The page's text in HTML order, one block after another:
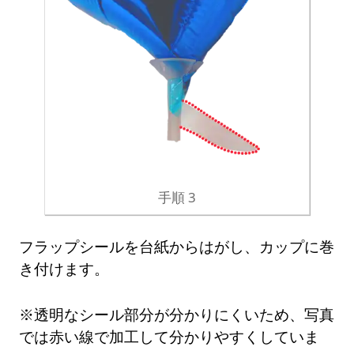
手順 3
フラップシールを台紙からはがし、カップに巻
き付けます。
※透明なシール部分が分かりにくいため、写真
では赤い線で加工して分かりやすくしていま